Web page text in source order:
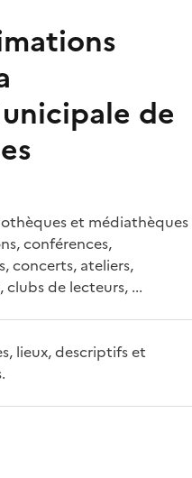
de
et médiathèques
conférences,
concerts, ateliers,
de lecteurs, ...
lieux, descriptifs et